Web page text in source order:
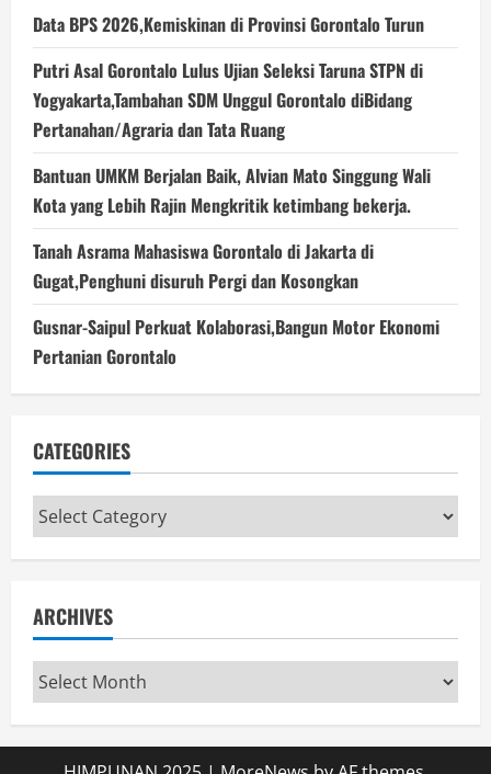
Data BPS 2026,Kemiskinan di Provinsi Gorontalo Turun
Putri Asal Gorontalo Lulus Ujian Seleksi Taruna STPN di
Yogyakarta,Tambahan SDM Unggul Gorontalo diBidang
Pertanahan/Agraria dan Tata Ruang
Bantuan UMKM Berjalan Baik, Alvian Mato Singgung Wali
Kota yang Lebih Rajin Mengkritik ketimbang bekerja.
Tanah Asrama Mahasiswa Gorontalo di Jakarta di
Gugat,Penghuni disuruh Pergi dan Kosongkan
Gusnar-Saipul Perkuat Kolaborasi,Bangun Motor Ekonomi
Pertanian Gorontalo
CATEGORIES
Categories
ARCHIVES
Archives